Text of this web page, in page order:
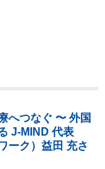
へつなぐ 〜 外国
J-MIND 代表
ーク）益田 充さ